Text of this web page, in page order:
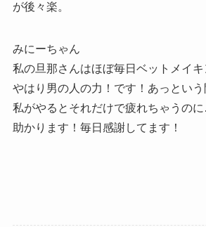
が後々楽。
みにーちゃん
私の旦那さんはほぼ毎日ベットメイキ
やはり男の人の力！です！あっという
私がやるとそれだけで疲れちゃうの
助かります！毎日感謝してます！